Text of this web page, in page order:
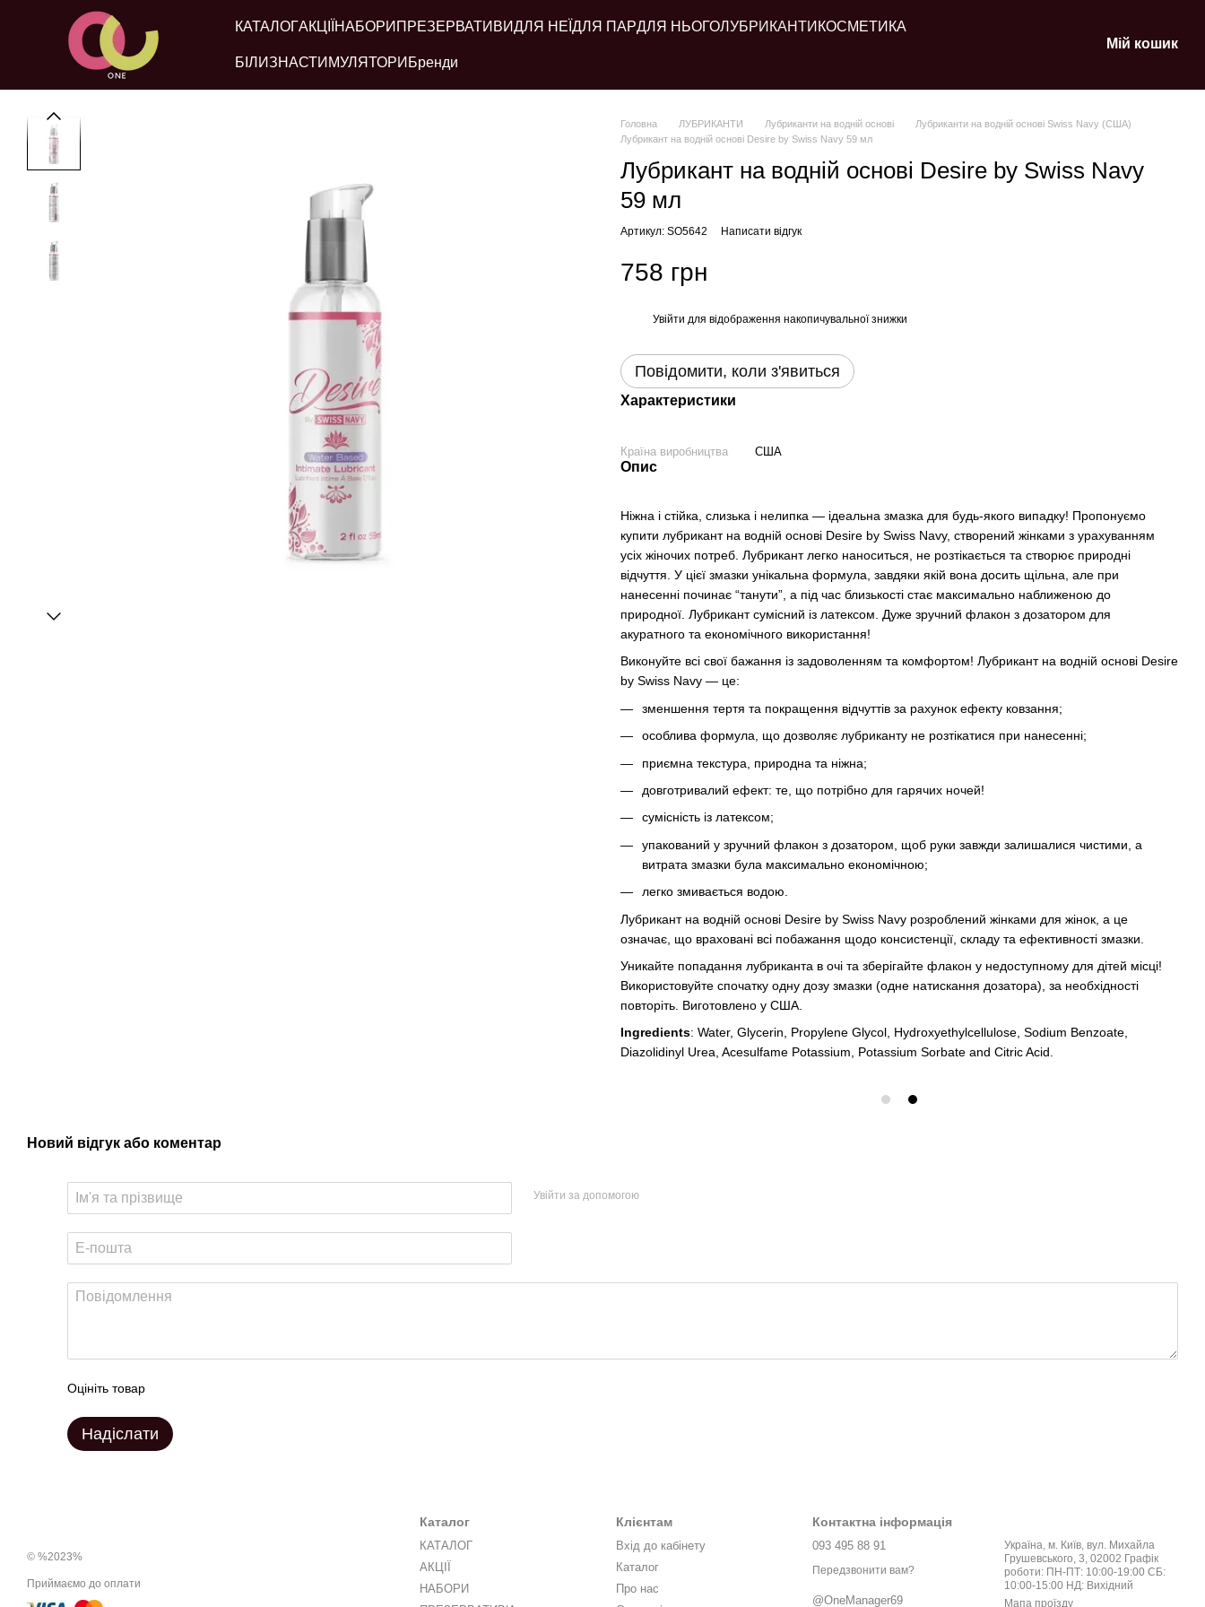
Перейти до основного контенту
КАТАЛОГАКЦІЇ НАБОРИ ПРЕЗЕРВАТИВИДЛЯ НЕЇ ДЛЯ ПАРДЛЯ НЬОГОЛУБРИКАНТИ КОСМЕТИКА
БІЛИЗНАСТИМУЛЯТОРИ Бренди
Мій кошик
Головна ЛУБРИКАНТИ Лубриканти на водній основі
Лубриканти на водній основі Swiss Navy (США)
Лубрикант на водній основі Desire by Swiss Navy 59 мл
Лубрикант на водній основі Desire by Swiss Navy
59 мл
Артикул: SO5642 Написати відгук
758 грн
Увійти для відображення накопичувальної знижки
Повідомити, коли з'явиться
Характеристики
Країна виробництва США
Опис
Ніжна і стійка, слизька і нелипка — ідеальна змазка для будь-якого випадку! Пропонуємо
купити лубрикант на водній основі Desire by Swiss Navy, створений жінками з урахуванням
усіх жіночих потреб. Лубрикант легко наноситься, не розтікається та створює природні
відчуття. У цієї змазки унікальна формула, завдяки якій вона досить щільна, але при
нанесенні починає “танути”, а під час близькості стає максимально наближеною до
природної. Лубрикант сумісний із латексом. Дуже зручний флакон з дозатором для
акуратного та економічного використання!
Виконуйте всі свої бажання із задоволенням та комфортом! Лубрикант на водній основі Desire
by Swiss Navy — це:
зменшення тертя та покращення відчуттів за рахунок ефекту ковзання;
особлива формула, що дозволяє лубриканту не розтікатися при нанесенні;
приємна текстура, природна та ніжна;
довготривалий ефект: те, що потрібно для гарячих ночей!
сумісність із латексом;
упакований у зручний флакон з дозатором, щоб руки завжди залишалися чистими, а
витрата змазки була максимально економічною;
легко змивається водою.
Лубрикант на водній основі Desire by Swiss Navy розроблений жінками для жінок, а це
означає, що враховані всі побажання щодо консистенції, складу та ефективності змазки.
Уникайте попадання лубриканта в очі та зберігайте флакон у недоступному для дітей місці!
Використовуйте спочатку одну дозу змазки (одне натискання дозатора), за необхідності
повторіть. Виготовлено у США.
Ingredients: Water, Glycerin, Propylene Glycol, Hydroxyethylcellulose, Sodium Benzoate,
Diazolidinyl Urea, Acesulfame Potassium, Potassium Sorbate and Citric Acid.
Новий відгук або коментар
Увійти за допомогою
Оцініть товар
Надіслати
© %2023%
Приймаємо до оплати
Каталог
КАТАЛОГ
АКЦІЇ
НАБОРИ
Клієнтам
Вхід до кабінету
Каталог
Про нас
Контактна інформація
093 495 88 91
Передзвонити вам?
@OneManager69
Україна, м. Київ, вул. Михайла
Грушевського, 3, 02002 Графік
роботи: ПН-ПТ: 10:00-19:00 СБ:
10:00-15:00 НД: Вихідний
Мапа проїзду